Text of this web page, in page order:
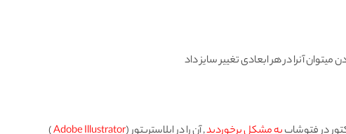
میتوان آنرا در هر ابعادی تغییر سایز داد